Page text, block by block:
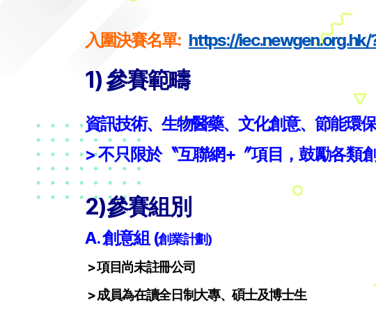
入圍決賽名單: https://
1) 參賽範疇
資訊技術、生物醫藥、文化創意、節能環
> 不只限於〝互聯網+〞項目，鼓勵各類
2)參賽組別
A. 創意組 (創業計劃)
>項目尚未註冊公司
> 成員為在讀全日制大專、碩士及博士生